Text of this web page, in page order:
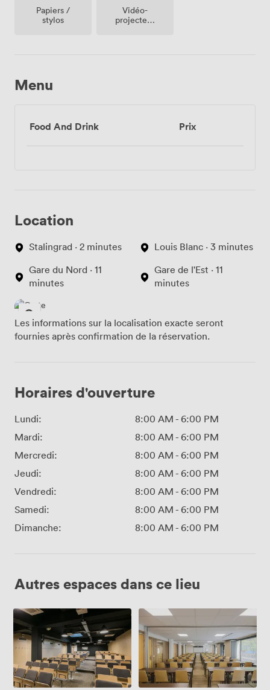
Papiers /
stylos
Vidéo-
projecteur
Menu
Food And Drink Prix
Location
Stalingrad · 2 minutes
Gare du Nord · 11
minutes
Louis Blanc · 3 minutes
Gare de l'Est · 11
minutes
Les informations sur la localisation exacte seront
fournies après confirmation de la réservation.
Horaires d'ouverture
Lundi: 8:00 AM - 6:00 PM
Mardi:
8:00 AM - 6:00 PM
Mercredi:
8:00 AM - 6:00 PM
Jeudi:
8:00 AM - 6:00 PM
Vendredi:
8:00 AM - 6:00 PM
Samedi:
8:00 AM - 6:00 PM
Dimanche:
8:00 AM - 6:00 PM
Autres espaces dans ce lieu
Amphithéâtre
Salle
de
80m²